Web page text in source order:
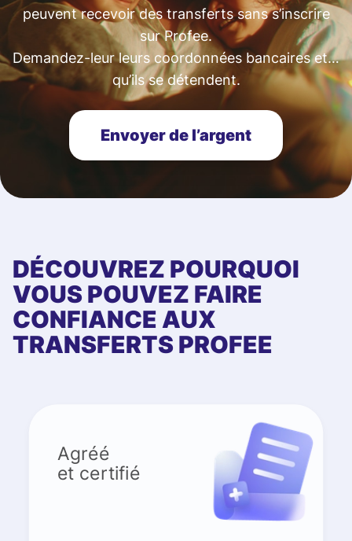
peuvent recevoir des transferts sans s’inscrire
sur Profee.
Demandez-leur leurs coordonnées bancaires et…
qu’ils se détendent.
Envoyer de l’argent
DÉCOUVREZ POURQUOI
VOUS POUVEZ FAIRE
CONFIANCE AUX
TRANSFERTS PROFEE
Agréé
et certifié